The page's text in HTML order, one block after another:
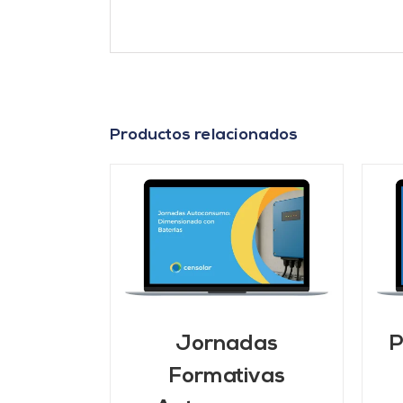
Productos relacionados
Jornadas
Formativas
AÑADIR AL CARRITO
DETALLES